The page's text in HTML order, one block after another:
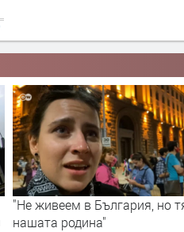
Защо избрах Родопите пред
Карибите: една германка